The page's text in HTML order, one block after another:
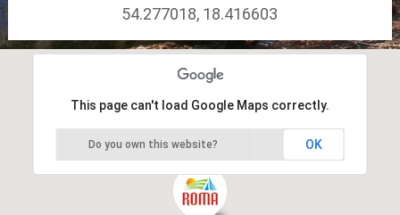
54.277018, 18.416603
This page can't load Google Maps correctly.
Do you own this website? OK